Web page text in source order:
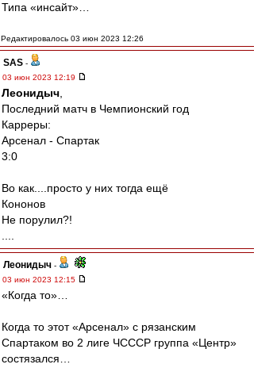
Типа «инсайт»…
Редактировалось 03 июн 2023 12:26
SAS -
03 июн 2023 12:19
Леонидыч
Последний матч в Чемпионский год
Карреры:
Арсенал - Спартак
3:0
Во как....просто у них тогда ещё
Кононов
Не порулил?!
Леонидыч -
03 июн 2023 12:15
«Когда то»…
Когда то этот «Арсенал» с рязанским
Спартаком во 2 лиге ЧСССР группа «Центр»
состязался…